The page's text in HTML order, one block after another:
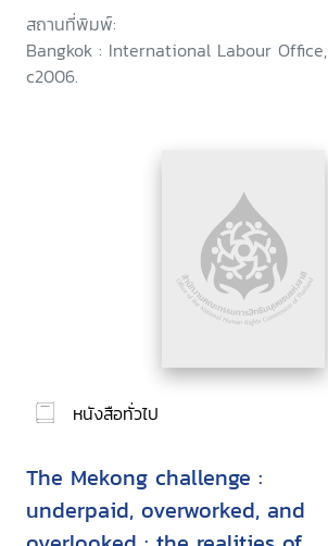
สถานที่พิมพ์:
Bangkok : International Labour Office,
c2006.
หนังสือทั่วไป
The Mekong challenge :
underpaid, overworked, and